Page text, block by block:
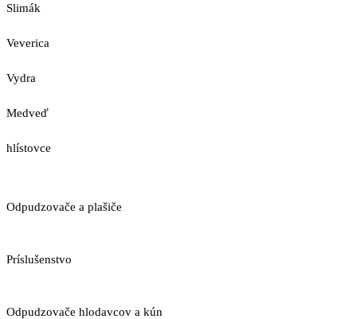
Slimák
Veverica
Vydra
Medveď
hlístovce
Odpudzovače a plašiče
Príslušenstvo
Odpudzovače hlodavcov a kún